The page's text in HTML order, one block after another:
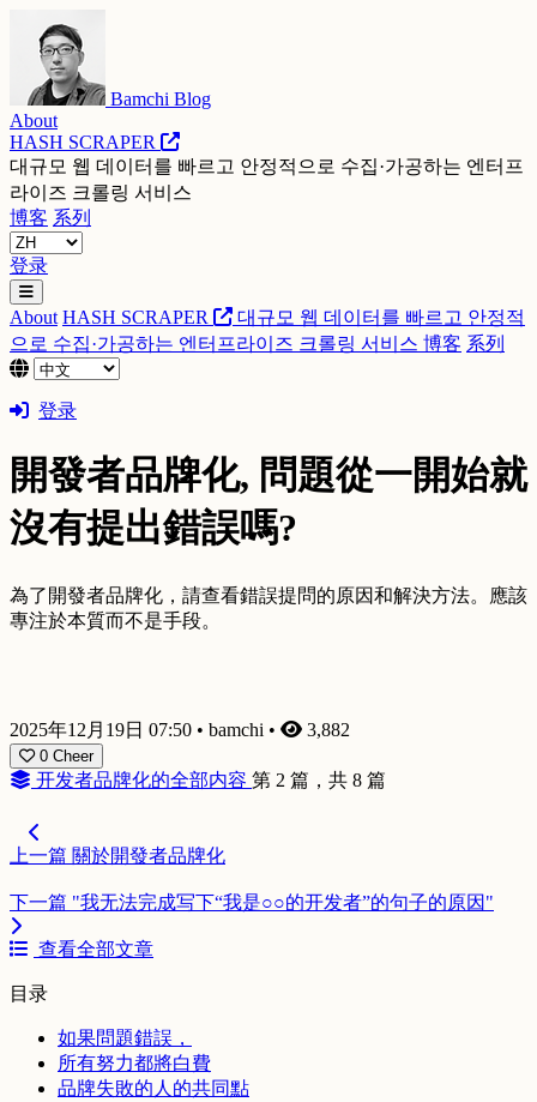
Bamchi Blog
About
HASH SCRAPER
대규모 웹 데이터를 빠르고 안정적으로 수집·가공하는 엔터프
라이즈 크롤링 서비스
博客 系列
登录
About HASH SCRAPER
대규모 웹 데이터를 빠르고 안정적
으로 수집·가공하는 엔터프라이즈 크롤링 서비스 博客 系列
登录
開發者品牌化, 問題從一開始就
沒有提出錯誤嗎?
為了開發者品牌化，請查看錯誤提問的原因和解決方法。應該
專注於本質而不是手段。
2025年12月19日 07:50 • bamchi • 3,882
0 Cheer
开发者品牌化的全部内容 第 2 篇，共 8 篇
上一篇 關於開發者品牌化
下一篇 "我无法完成写下“我是○○的开发者”的句子的原因"
查看全部文章
目录
如果問題錯誤，
所有努力都將白費
品牌失敗的人的共同點